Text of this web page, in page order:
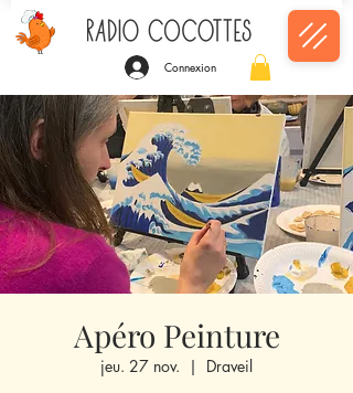
Connexion
Apéro Peinture
jeu. 27 nov.
  |
Draveil